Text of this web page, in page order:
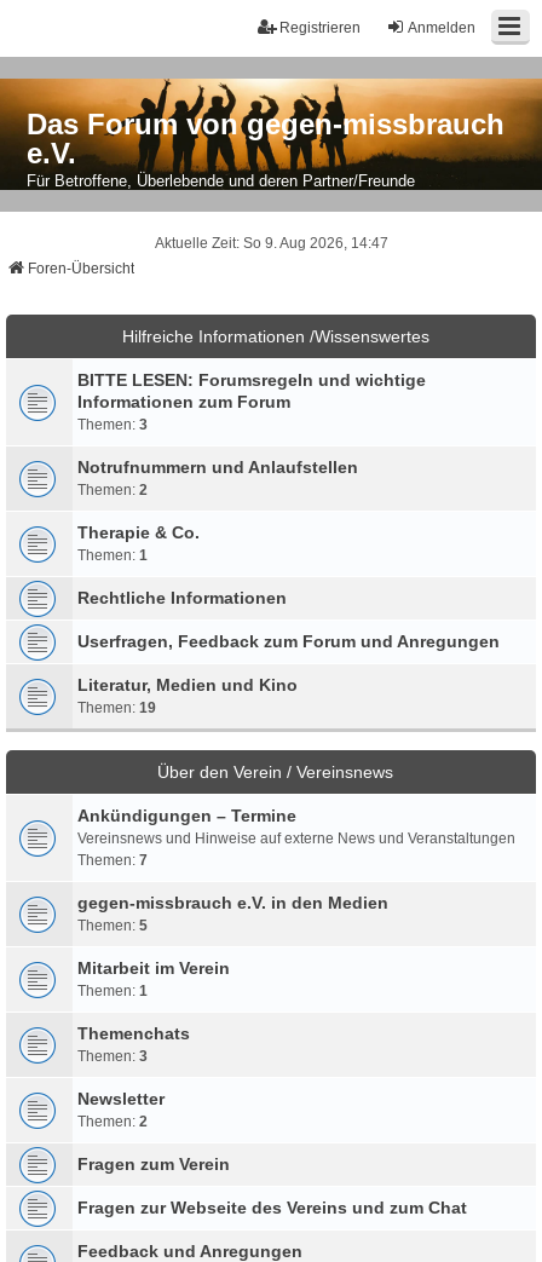
Anmelden
Registrieren
Das Forum von gegen-missbrauch
e.V.
Für Betroffene, Überlebende und deren Partner/Freunde
Aktuelle Zeit: So 9. Aug 2026, 14:47
Foren-Übersicht
Hilfreiche Informationen /Wissenswertes
BITTE LESEN: Forumsregeln und wichtige
Informationen zum Forum
Themen: 3
Notrufnummern und Anlaufstellen
Themen: 2
Therapie & Co.
Themen: 1
Rechtliche Informationen
Userfragen, Feedback zum Forum und Anregungen
Literatur, Medien und Kino
Themen: 19
Über den Verein / Vereinsnews
Ankündigungen – Termine
Vereinsnews und Hinweise auf externe News und Veranstaltungen
Themen: 7
gegen-missbrauch e.V. in den Medien
Themen: 5
Mitarbeit im Verein
Themen: 1
Themenchats
Themen: 3
Newsletter
Themen: 2
Fragen zum Verein
Fragen zur Webseite des Vereins und zum Chat
Feedback und Anregungen